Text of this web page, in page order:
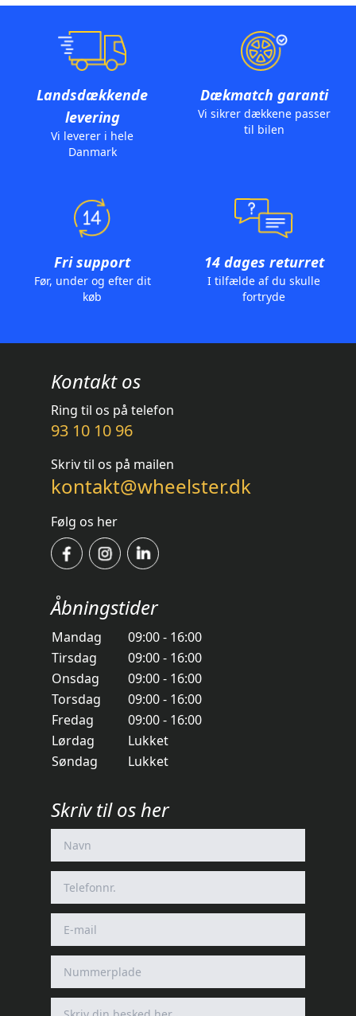
Landsdækkende
levering
Vi leverer i hele
Danmark
Dækmatch garanti
Vi sikrer dækkene passer
til bilen
Fri support
Før, under og efter dit
køb
14 dages returret
I tilfælde af du skulle
fortryde
Kontakt os
Ring til os på telefon
93 10 10 96
Skriv til os på mailen
kontakt@wheelster.dk
Følg os her
Åbningstider
Mandag
09:00 - 16:00
Tirsdag
09:00 - 16:00
Onsdag
09:00 - 16:00
Torsdag
09:00 - 16:00
Fredag
09:00 - 16:00
Lørdag
Lukket
Søndag
Lukket
Skriv til os her